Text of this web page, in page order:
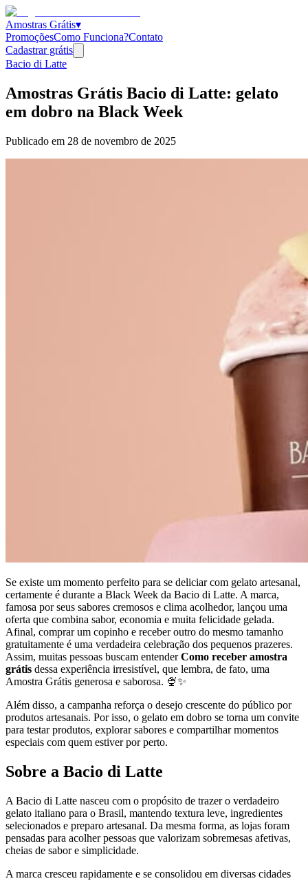
Amostras Grátis▾
PromoçõesComo Funciona?Contato
Cadastrar grátis
Bacio di Latte
Amostras Grátis Bacio di Latte: gelato
em dobro na Black Week
Publicado em 28 de novembro de 2025
Se existe um momento perfeito para se deliciar com gelato artesanal,
certamente é durante a Black Week da Bacio di Latte. A marca,
famosa por seus sabores cremosos e clima acolhedor, lançou uma
oferta que combina sabor, economia e muita felicidade gelada.
Afinal, comprar um copinho e receber outro do mesmo tamanho
gratuitamente é uma verdadeira celebração dos pequenos prazeres.
Assim, muitas pessoas buscam entenderComo receber amostra
grátis dessa experiência irresistível, que lembra, de fato, uma
Amostra Grátis generosa e saborosa. 🍨✨
Além disso, a campanha reforça o desejo crescente do público por
produtos artesanais. Por isso, o gelato em dobro se torna um convite
para testar produtos, explorar sabores e compartilhar momentos
especiais com quem estiver por perto.
Sobre a Bacio di Latte
A Bacio di Latte nasceu com o propósito de trazer o verdadeiro
gelato italiano para o Brasil, mantendo textura leve, ingredientes
selecionados e preparo artesanal. Da mesma forma, as lojas foram
pensadas para acolher pessoas que valorizam sobremesas afetivas,
cheias de sabor e simplicidade.
A marca cresceu rapidamente e se consolidou em diversas cidades